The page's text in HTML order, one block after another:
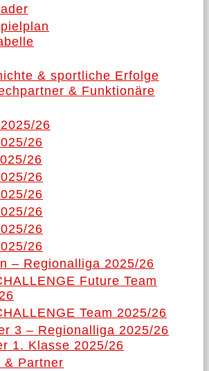
& sportliche Erfolge
& Funktionäre
26
26
26
26
26
26
26
26
– Regionalliga 2025/26
Future Team
Team 2025/26
3 – Regionalliga 2025/26
1. Klasse 2025/26
& Partner